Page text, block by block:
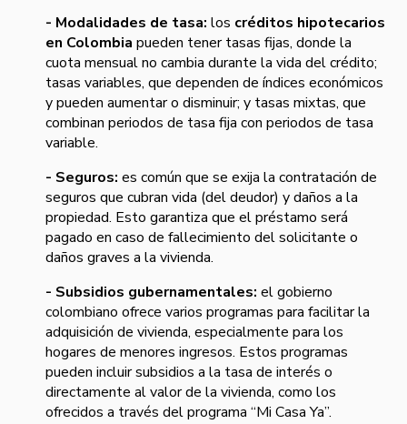
- Modalidades de tasa: los créditos hipotecarios
en Colombia pueden tener tasas fijas, donde la
cuota mensual no cambia durante la vida del crédito;
tasas variables, que dependen de índices económicos
y pueden aumentar o disminuir; y tasas mixtas, que
combinan periodos de tasa fija con periodos de tasa
variable.
- Seguros: es común que se exija la contratación de
seguros que cubran vida (del deudor) y daños a la
propiedad. Esto garantiza que el préstamo será
pagado en caso de fallecimiento del solicitante o
daños graves a la vivienda.
- Subsidios gubernamentales: el gobierno
colombiano ofrece varios programas para facilitar la
adquisición de vivienda, especialmente para los
hogares de menores ingresos. Estos programas
pueden incluir subsidios a la tasa de interés o
directamente al valor de la vivienda, como los
ofrecidos a través del programa “Mi Casa Ya”.